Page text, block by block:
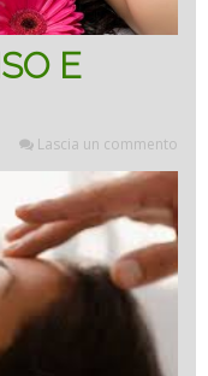
E
Lascia un commento